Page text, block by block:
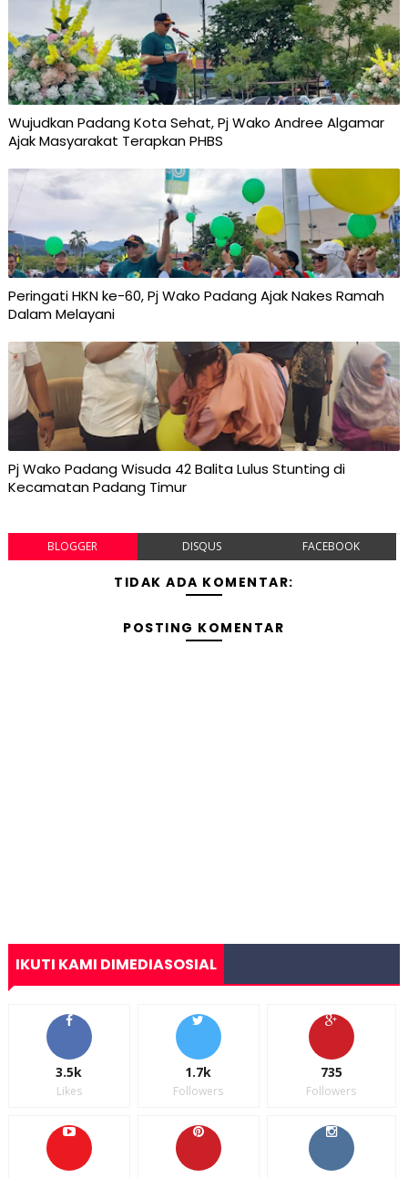
Wujudkan Padang Kota Sehat, Pj Wako Andree Algamar
Ajak Masyarakat Terapkan PHBS
Peringati HKN ke-60, Pj Wako Padang Ajak Nakes Ramah
Dalam Melayani
Pj Wako Padang Wisuda 42 Balita Lulus Stunting di
Kecamatan Padang Timur
BLOGGER DISQUS FACEBOOK
TIDAK ADA KOMENTAR:
POSTING KOMENTAR
IKUTI KAMI DIMEDIASOSIAL
3.5k
Likes
1.7k
Followers
735
Followers